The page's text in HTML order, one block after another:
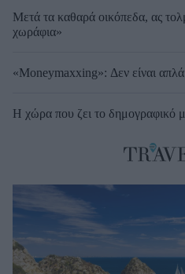
Μετά τα καθαρά οικόπεδα, ας
χωράφια»
«Moneymaxxing»: Δεν είναι
Η χώρα που ζει το δημογραφικό